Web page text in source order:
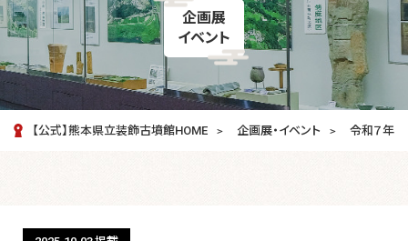
企画展
イベント
【公式】熊本県立装飾古墳館HOME 企画展・イベント 令和７年